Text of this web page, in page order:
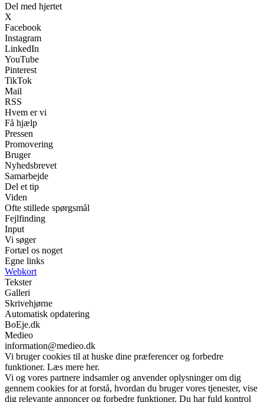
Del med hjertet
X
Facebook
Instagram
LinkedIn
YouTube
Pinterest
TikTok
Mail
RSS
Hvem er vi
Få hjælp
Pressen
Promovering
Bruger
Nyhedsbrevet
Samarbejde
Del et tip
Viden
Ofte stillede spørgsmål
Fejlfinding
Input
Vi søger
Fortæl os noget
Egne links
Webkort
Tekster
Galleri
Skrivehjørne
Automatisk opdatering
BoEje.dk
Medieo
information@medieo.dk
Vi bruger cookies til at huske dine præferencer og forbedre
funktioner. Læs mere her.
Vi og vores partnere indsamler og anvender oplysninger om dig
gennem cookies for at forstå, hvordan du bruger vores tjenester, vise
dig relevante annoncer og forbedre funktioner. Du har fuld kontrol